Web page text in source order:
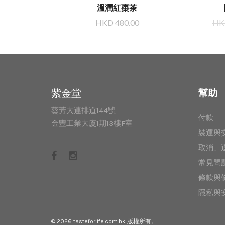
溫潤紅棗茶
HKD 480.00
紫金堂
葵芳大連排道144號
金豐工業大廈1期13樓F室
幫助
付款
裝運與
取消、
常見問
條款與
隱私與
© 2026 tasteforlife.com.hk 版權所有。